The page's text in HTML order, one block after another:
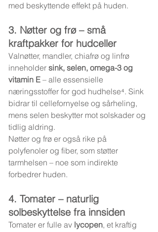
med beskyttende effekt på huden.
3. Nøtter og frø – små
kraftpakker for hudceller
Valnøtter, mandler, chiafrø og linfrø
inneholder sink, selen, omega-3 og
vitamin E – alle essensielle
næringsstoffer for god hudhelse⁴. Sink
bidrar til cellefornyelse og sårheling,
mens selen beskytter mot solskader og
tidlig aldring.
Nøtter og frø er også rike på
polyfenoler og fiber, som støtter
tarmhelsen – noe som indirekte
forbedrer huden.
4. Tomater – naturlig
solbeskyttelse fra innsiden
Tomater er fulle av lycopen, et kraftig